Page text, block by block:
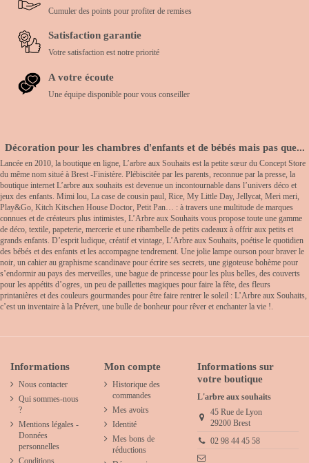
Cumuler des points pour profiter de remises
Satisfaction garantie
Votre satisfaction est notre priorité
A votre écoute
Une équipe disponible pour vous conseiller
Décoration pour les chambres d'enfants et de bébés mais pas que...
Lancée en 2010, la boutique en ligne, L’arbre aux Souhaits est la petite sœur du Concept Store
du même nom situé à Brest -Finistère. Plébiscitée par les parents, reconnue par la presse, la
boutique internet L’arbre aux souhaits est devenue un incontournable dans l’univers déco et
jeux des enfants. Mimi lou, La case de cousin paul, Rice, My Little Day, Jellycat, Meri meri,
Play&Go, Kitch Kitschen House Doctor, Petit Pan… : à travers une multitude de marques
connues et de créateurs plus intimistes, L’Arbre aux Souhaits vous propose toute une gamme
de déco, textile, papeterie, mercerie et une ribambelle de petits cadeaux à offrir aux petits et
grands enfants. D’esprit ludique, créatif et vintage, L’Arbre aux Souhaits, poétise le quotidien
des bébés et des enfants et les accompagne tendrement. Une jolie lampe ourson pour braver le
noir, un cahier au graphisme scandinave pour écrire ses secrets, une gigoteuse bohème pour
s’endormir au pays des merveilles, une bague de princesse pour les plus belles, des couverts
pour les appétits d’ogres, un peu de paillettes magiques pour faire la fête, des fleurs
printanières et des couleurs gourmandes pour être faire rentrer le soleil : L’Arbre aux Souhaits,
c’est un inventaire à la Prévert, une bulle de bonheur pour rêver et enchanter la vie !.
Informations
Nous contacter
Qui sommes-nous
?
Mentions légales -
Données
personnelles
Conditions
Mon compte
Historique des
commandes
Mes avoirs
Identité
Mes bons de
réductions
Informations sur
votre boutique
L'arbre aux souhaits
45 Rue de Lyon
29200 Brest
02 98 44 45 58